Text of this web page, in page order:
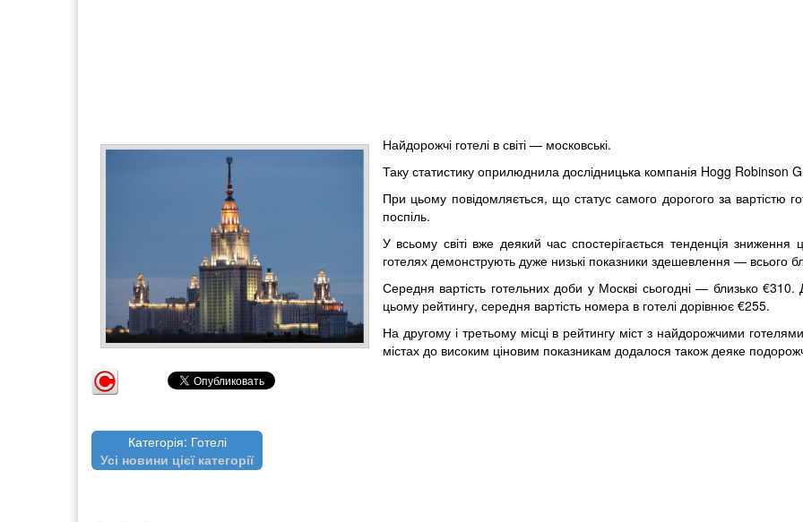
Найдорожчі готелі в світі — московські.
Таку статистику оприлюднила дослідницька компанія Hogg Robinson
При цьому повідомляється, що статус самого дорогого за вартістю
поспіль.
У всьому світі вже деякий час спостерігається тенденція
готелях демонструють дуже низькі показники здешевлення — всього
Середня вартість готельних доби у Москві сьогодні — близько
цьому рейтингу, середня вартість номера в готелі дорівнює €255.
На другому і третьому місці в рейтингу міст з найдорожчими
містах до високим ціновим показникам додалося також деяке
Категорія: Готелі
Усі новини цієї категорії